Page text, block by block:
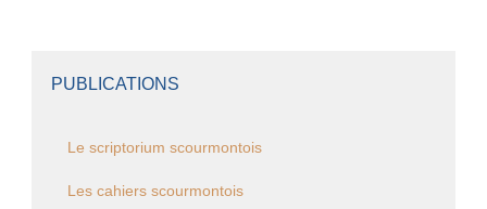
PUBLICATIONS
Le scriptorium scourmontois
Les cahiers scourmontois